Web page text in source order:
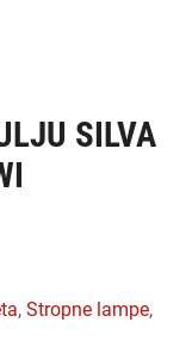
SILVA
, stropne lampe,